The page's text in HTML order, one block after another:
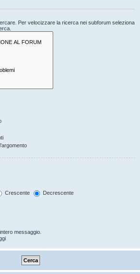
Per velocizzare la ricerca nei subforum seleziona
Crescente
Decrescente
messaggio.